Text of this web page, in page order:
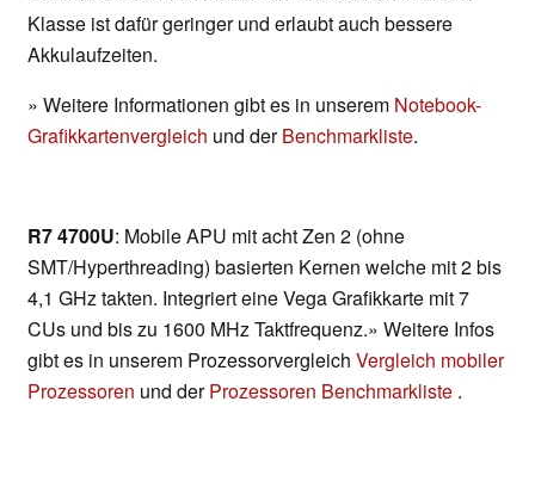
Klasse ist dafür geringer und erlaubt auch bessere
Akkulaufzeiten.
» Weitere Informationen gibt es in unserem Notebook-
Grafikkartenvergleich und derBenchmarkliste.
R7 4700U: Mobile APU mit acht Zen 2 (ohne
SMT/Hyperthreading) basierten Kernen welche mit 2 bis
4,1 GHz takten. Integriert eine Vega Grafikkarte mit 7
CUs und bis zu 1600 MHz Taktfrequenz.» Weitere Infos
gibt es in unserem Prozessorvergleich Vergleich mobiler
Prozessoren und derProzessoren Benchmarkliste .